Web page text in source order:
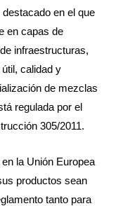
en el que
en capas de
infraestructuras,
calidad y
de mezclas
regulada por el
305/2011.
la Unión Europea
productos sean
tanto para